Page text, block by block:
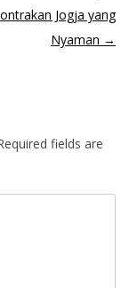
Jogja yang
Nyaman →
fields are